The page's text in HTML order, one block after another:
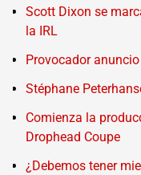
Scott Dixon se
la IRL
Provocador
Stéphane
Comienza la
Drophead Coupe
¿Debemos tener